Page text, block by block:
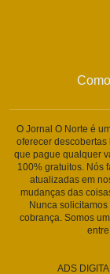
O Jornal O Norte é
oferecer
que pague qualquer
100% gratuitos. Nós
atualizadas em
mudanças das
Nunca
cobrança. Somos
ADS